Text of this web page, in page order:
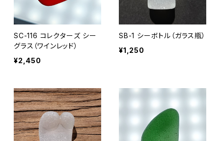
SC-116 コレクターズ シー
グラス（ワインレッド）
¥2,450
SB-1 シーボトル（ガラス瓶）
¥1,250